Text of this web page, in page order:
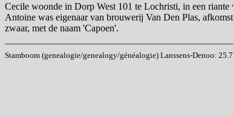
Cecile woonde in Dorp West 101 te Lochristi, in een
Antoine was eigenaar van brouwerij Van Den Plas,
zwaar, met de naam 'Capoen'.
Stamboom (genealogie/genealogy/généalogie) Lanssens-Denoo: